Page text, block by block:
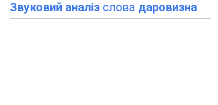
Звуковий аналіз слова даровизна